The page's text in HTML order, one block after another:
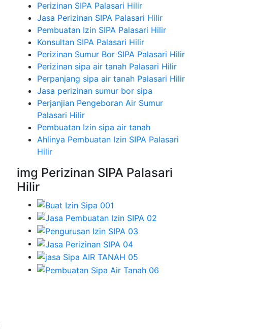
Perizinan SIPA Palasari Hilir
Jasa Perizinan SIPA Palasari Hilir
Pembuatan Izin SIPA Palasari Hilir
Konsultan SIPA Palasari Hilir
Perizinan Sumur Bor SIPA Palasari Hilir
Perizinan sipa air tanah Palasari Hilir
Perpanjang sipa air tanah Palasari Hilir
Jasa perizinan sumur bor sipa
Perjanjian Pengeboran Air Sumur
Palasari Hilir
Pembuatan Izin sipa air tanah
Ahlinya Pembuatan Izin SIPA Palasari
Hilir
img Perizinan SIPA Palasari
Hilir